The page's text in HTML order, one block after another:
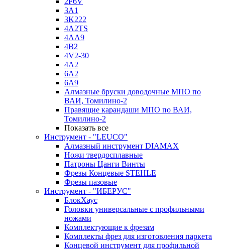
3A1
3K222
4A2TS
4AA9
4B2
4V2-30
4А2
6A2
6A9
Алмазные бруски доводочные МПО по
ВАИ, Томилино-2
Правящие карандаши МПО по ВАИ,
Томилино-2
Показать все
Инструмент - "LEUCO"
Алмазный инструмент DIAMAX
Ножи твердосплавные
Патроны Цанги Винты
Фрезы Концевые STEHLE
Фрезы пазовые
Инструмент - "ИБЕРУС"
БлокХаус
Головки универсальные с профильными
ножами
Комплектующие к фрезам
Комплекты фрез для изготовления паркета
Концевой инструмент для профильной